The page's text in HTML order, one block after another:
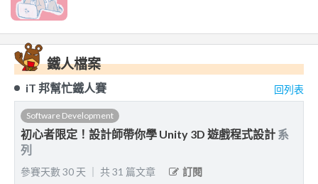
鐵人檔案
iT 邦幫忙鐵人賽 回列表
Software Development
初心者限定！設計師帶你學 Unity 3D 遊戲程式設計 系
列
參賽天數30 天 共31 篇文章 訂閱